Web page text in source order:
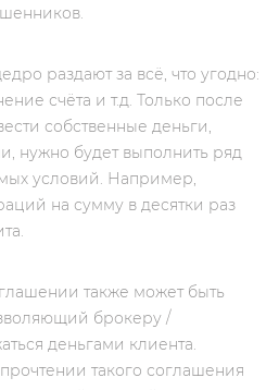
раздают за всё, что угодно:
счёта и т.д. Только после
собственные деньги,
нужно будет выполнить ряд
условий. Например,
на сумму в десятки раз
также может быть
брокеру /
деньгами клиента.
такого соглашения